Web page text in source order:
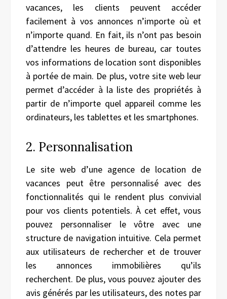
vacances, les clients peuvent accéder
facilement à vos annonces n’importe où et
n’importe quand. En fait, ils n’ont pas besoin
d’attendre les heures de bureau, car toutes
vos informations de location sont disponibles
à portée de main. De plus, votre site web leur
permet d’accéder à la liste des propriétés à
partir de n’importe quel appareil comme les
ordinateurs, les tablettes et les smartphones.
2. Personnalisation
Le site web d’une agence de location de
vacances peut être personnalisé avec des
fonctionnalités qui le rendent plus convivial
pour vos clients potentiels. À cet effet, vous
pouvez personnaliser le vôtre avec une
structure de navigation intuitive. Cela permet
aux utilisateurs de rechercher et de trouver
les annonces immobilières qu’ils
recherchent. De plus, vous pouvez ajouter des
avis générés par les utilisateurs, des notes par